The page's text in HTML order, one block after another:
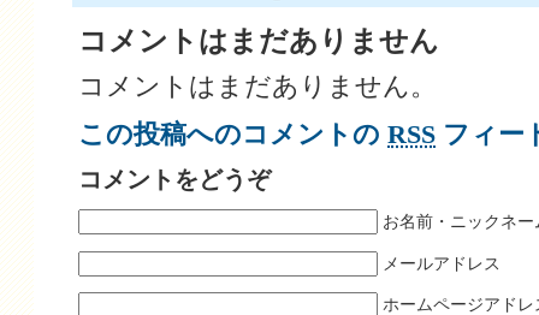
コメントはまだありません
コメントはまだありません。
この投稿へのコメントの RSS フィー
コメントをどうぞ
お名前・ニックネー
メールアドレス
ホームページアドレ